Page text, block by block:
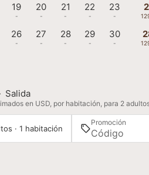
19
-
20
-
21
-
22
-
23
-
26
-
27
-
28
-
29
-
30
-
Salida
en USD, por habitación, para 2
· 1 habitación
Promoción